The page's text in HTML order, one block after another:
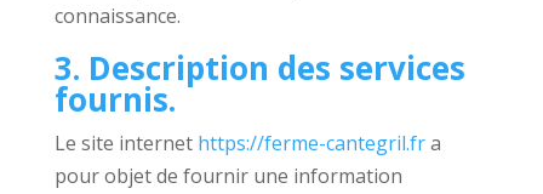
connaissance.
3. Description des services
fournis.
Le site internet https://ferme-cantegril.fra
pour objet de fournir une information